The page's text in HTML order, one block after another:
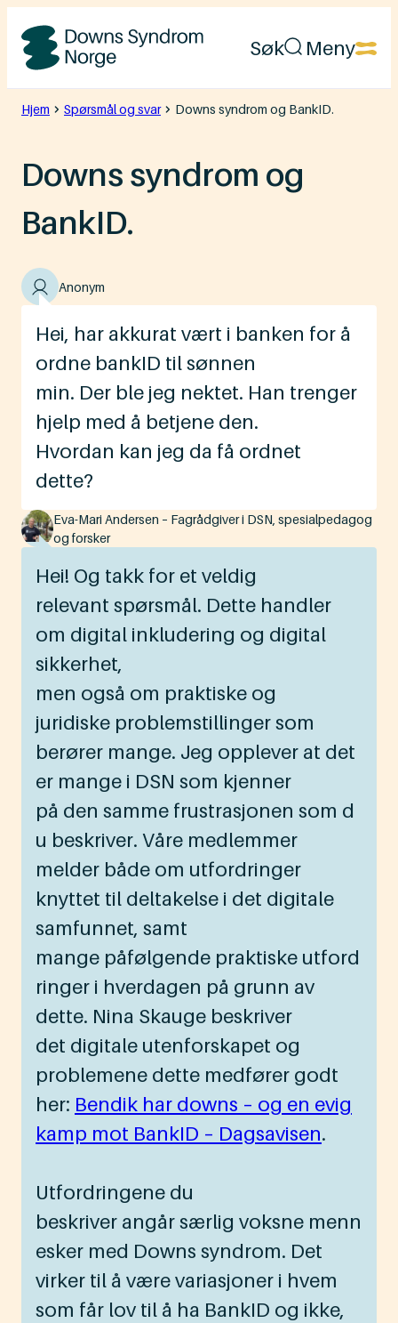
Hopp
Downs
Syndrom
Søk Meny
Hjem Spørsmål og svar Downs syndrom og BankID.
Downs syndrom og
BankID.
Hei, har akkurat vært i banken for å
ordne bankID til sønnen
min. Der ble jeg nektet. Han trenger
hjelp med å betjene den.
Hvordan kan jeg da få ordnet
dette?
Anonym
Hei! Og takk for et veldig
relevant spørsmål. Dette handler
om digital inkludering og digital
sikkerhet,
men også om praktiske og
juridiske problemstillinger som
berører mange. Jeg opplever at det
er mange i DSN som kjenner
på den samme frustrasjonen som d
u beskriver. Våre medlemmer
melder både om utfordringer
knyttet til deltakelse i det digitale
samfunnet, samt
mange påfølgende praktiske utford
ringer i hverdagen på grunn av
dette. Nina Skauge beskriver
det digitale utenforskapet og
problemene dette medfører godt
her: Bendik har downs – og en evig
kamp mot BankID – Dagsavisen.
Utfordringene du
beskriver angår særlig voksne menn
esker med Downs syndrom. Det
virker til å være variasjoner i hvem
som får lov til å ha BankID og ikke,
Eva-Mari Andersen – Fagrådgiver i DSN, spesialpedagog
og forsker